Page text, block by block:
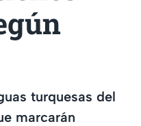
turquesas del
marcarán